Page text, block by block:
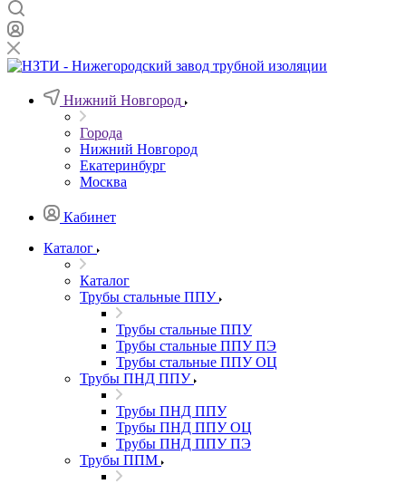
Нижний Новгород
Города
Нижний Новгород
Екатеринбург
Москва
Кабинет
Каталог
Каталог
Трубы стальные ППУ
Трубы стальные ППУ
Трубы стальные ППУ ПЭ
Трубы стальные ППУ ОЦ
Трубы ПНД ППУ
Трубы ПНД ППУ
Трубы ПНД ППУ ОЦ
Трубы ПНД ППУ ПЭ
Трубы ППМ